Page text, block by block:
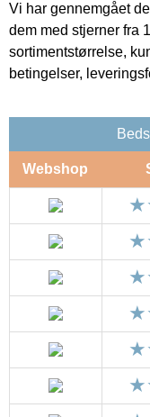
Vi har gennemgået
dem med stjerner fra
sortimentstørrelse,
betingelser,
Webshop